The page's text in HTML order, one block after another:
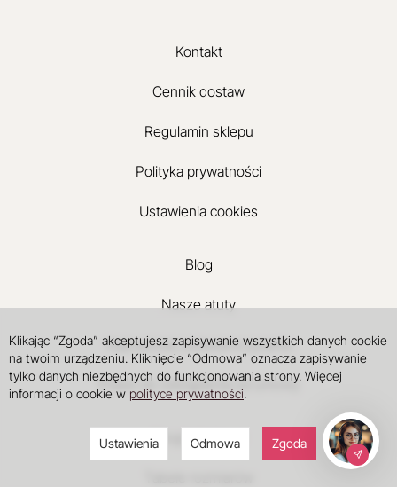
Kontakt
Cennik dostaw
Regulamin sklepu
Polityka prywatności
Ustawienia cookies
Blog
Nasze atuty
Najczęściej zadawane pytania
Prawo do odstąpienia od umowy
Progi rabatowe
Klikając “Zgoda” akceptujesz zapisywanie wszystkich danych cookie
na twoim urządzeniu. Kliknięcie “Odmowa” oznacza zapisywanie
tylko danych niezbędnych do funkcjonowania strony. Więcej
informacji o cookie w polityce prywatności.
Ustawienia Odmowa Zgoda